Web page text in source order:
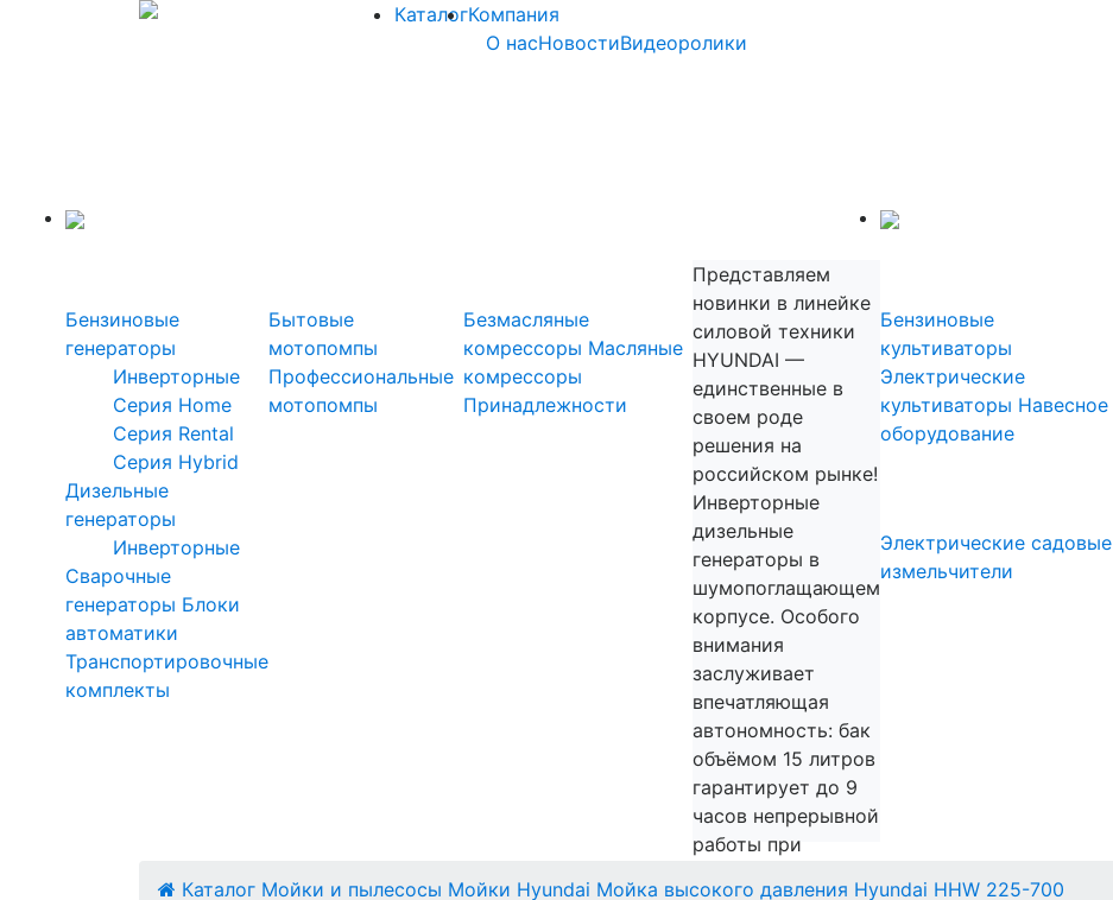
КаталогКомпания
О насНовостиВидеоролики
Бензиновые
генераторы
Инверторные
Серия Home
Серия Rental
Серия Hybrid
Дизельные
генераторы
Инверторные
Сварочные
генераторы Блоки
автоматики
Транспортировочные
комплекты
Бытовые
мотопомпы
Профессиональные
мотопомпы
Безмасляные
комрессоры Масляные
комрессоры
Принадлежности
Представляем
новинки в линейке
силовой техники
HYUNDAI —
единственные в
своем роде
решения на
российском рынке!
Инверторные
дизельные
генераторы в
шумопоглащающем
корпусе. Особого
внимания
заслуживает
впечатляющая
автономность: бак
объёмом 15 литров
гарантирует до 9
часов непрерывной
работы при
Бензиновые
культиваторы
Электрические
культиваторы Навесное
оборудование
Электрические садовые
измельчители
Каталог Мойки и пылесосы Мойки Hyundai Мойка высокого давления Hyundai HHW 225-700